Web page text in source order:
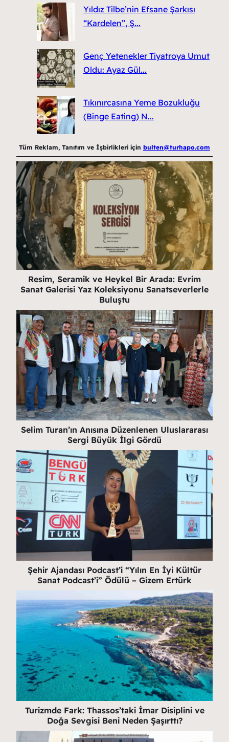
Yıldız Tilbe’nin Efsane Şarkısı
“Kardelen”, Ş...
Genç Yetenekler Tiyatroya Umut
Oldu: Ayaz Gül...
Tıkınırcasına Yeme Bozukluğu
(Binge Eating) N...
Tüm Reklam, Tanıtım ve İşbirlikleri için bulten@turhapo.com
Resim, Seramik ve Heykel Bir Arada: Evrim
Sanat Galerisi Yaz Koleksiyonu Sanatseverlerle
Buluştu
Selim Turan’ın Anısına Düzenlenen Uluslararası
Sergi Büyük İlgi Gördü
Şehir Ajandası Podcast’i “Yılın En İyi Kültür
Sanat Podcast’i” Ödülü – Gizem Ertürk
Turizmde Fark: Thassos’taki İmar Disiplini ve
Doğa Sevgisi Beni Neden Şaşırttı?